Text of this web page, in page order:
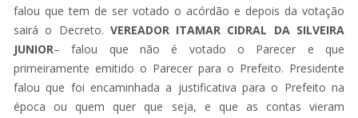
falou que tem de ser votado o acórdão e depois da votação
sairá o Decreto. VEREADOR ITAMAR CIDRAL DA SILVEIRA
JUNIOR– falou que não é votado o Parecer e que
primeiramente emitido o Parecer para o Prefeito. Presidente
falou que foi encaminhada a justificativa para o Prefeito na
época ou quem quer que seja, e que as contas vieram